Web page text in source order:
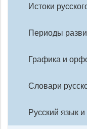
Истоки
Периоды
Графика и
Словари
Русский язык